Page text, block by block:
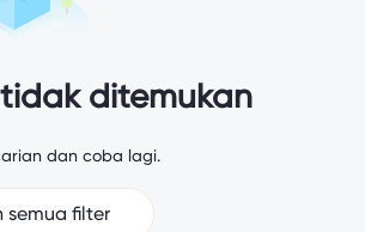
ditemukan
dan coba lagi.
semua filter